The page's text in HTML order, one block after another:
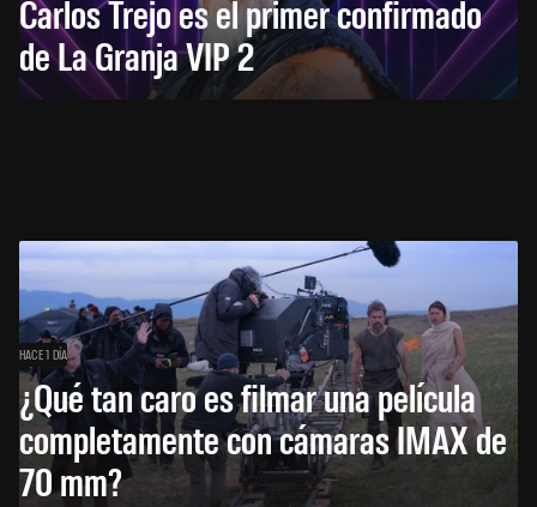
Carlos Trejo es el primer confirmado
de La Granja VIP 2
HACE 1 DÍA
¿Qué tan caro es filmar una película
completamente con cámaras IMAX de
70 mm?